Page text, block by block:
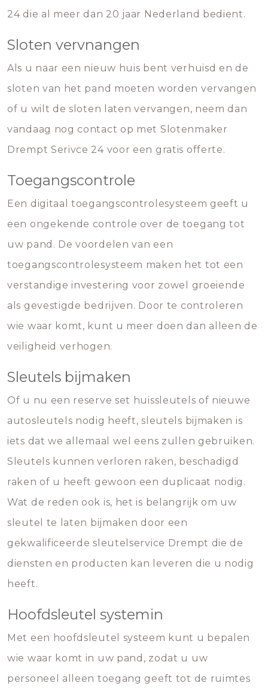
24 die al meer dan 20 jaar Nederland bedient.
Sloten vervnangen
Als u naar een nieuw huis bent verhuisd en de
sloten van het pand moeten worden vervangen
of u wilt de sloten laten vervangen, neem dan
vandaag nog contact op met Slotenmaker
Drempt Serivce 24 voor een gratis offerte.
Toegangscontrole
Een digitaal toegangscontrolesysteem geeft u
een ongekende controle over de toegang tot
uw pand. De voordelen van een
toegangscontrolesysteem maken het tot een
verstandige investering voor zowel groeiende
als gevestigde bedrijven. Door te controleren
wie waar komt, kunt u meer doen dan alleen de
veiligheid verhogen.
Sleutels bijmaken
Of u nu een reserve set huissleutels of nieuwe
autosleutels nodig heeft, sleutels bijmaken is
iets dat we allemaal wel eens zullen gebruiken.
Sleutels kunnen verloren raken, beschadigd
raken of u heeft gewoon een duplicaat nodig.
Wat de reden ook is, het is belangrijk om uw
sleutel te laten bijmaken door een
gekwalificeerde sleutelservice Drempt die de
diensten en producten kan leveren die u nodig
heeft.
Hoofdsleutel systemin
Met een hoofdsleutel systeem kunt u bepalen
wie waar komt in uw pand, zodat u uw
personeel alleen toegang geeft tot de ruimtes